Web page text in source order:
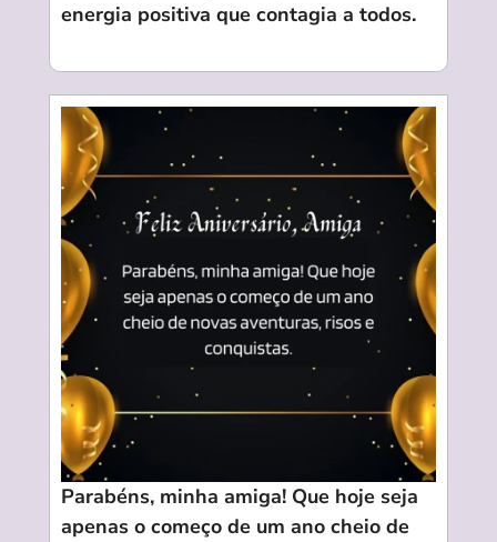
energia positiva que contagia a todos.
Parabéns, minha amiga! Que hoje seja
apenas o começo de um ano cheio de